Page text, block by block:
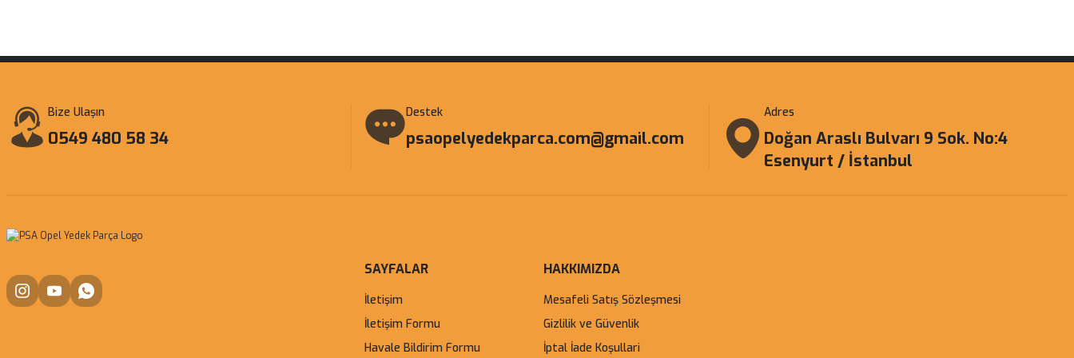
Bize Ulaşın
0549 480 58 34
Destek
psaopelyedekparca.com@gmail.com
Adres
Doğan Araslı Bulvarı 9 Sok. No:4
Esenyurt / İstanbul
SAYFALAR
İletişim
İletişim Formu
Havale Bildirim Formu
HAKKIMIZDA
Mesafeli Satış Sözleşmesi
Gizlilik ve Güvenlik
İptal İade Koşullari